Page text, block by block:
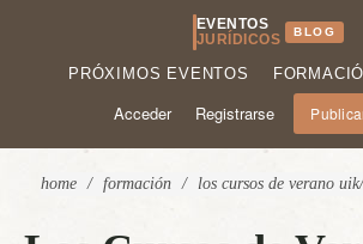
EVENTOS
JURÍDICOS
BLOG
PRÓXIMOS EVENTOS
Acceder Registrarse
home / formación / los cursos de verano